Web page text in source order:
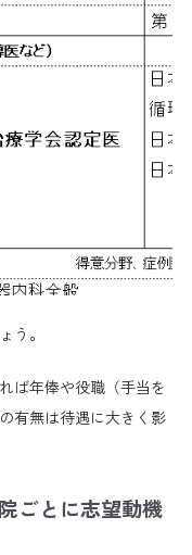
う。
ば年俸や役職（手当を
有無は待遇に大きく影
ごとに志望動機